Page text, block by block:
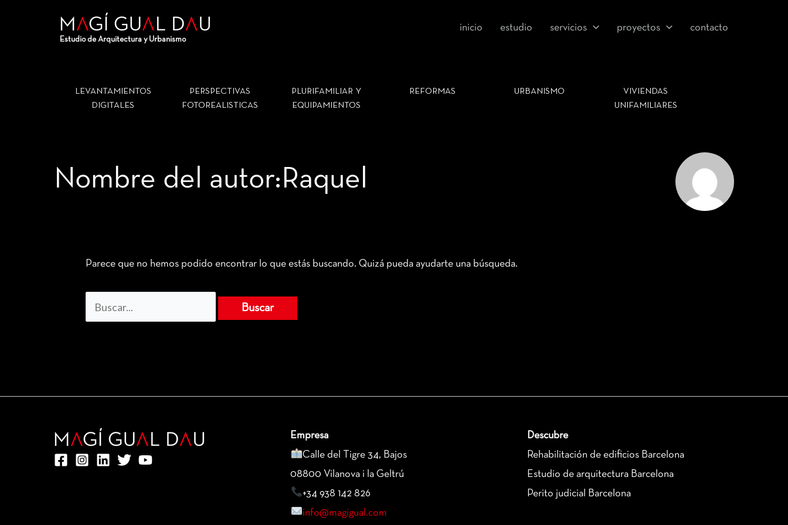
Estudio de Arquitectura y Urbanismo
inicio estudio servicios proyectos contacto
LEVANTAMIENTOS
DIGITALES
PERSPECTIVAS
FOTOREALISTICAS
PLURIFAMILIAR Y
EQUIPAMIENTOS
REFORMAS URBANISMO
VIVIENDAS
UNIFAMILIARES
Nombre del autor:Raquel
Parece que no hemos podido encontrar lo que estás buscando. Quizá pueda ayudarte una búsqueda.
por:
Empresa
Calle del Tigre 34, Bajos
08800 Vilanova i la Geltrú
+34 938 142 826
info@magigual.com
Descubre
Rehabilitación de edificios Barcelona
Estudio de arquitectura Barcelona
Perito judicial Barcelona